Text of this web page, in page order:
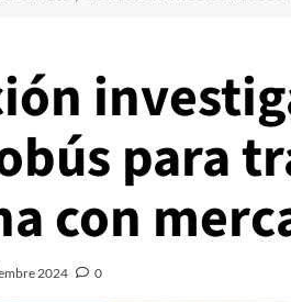
para
con
2024 0